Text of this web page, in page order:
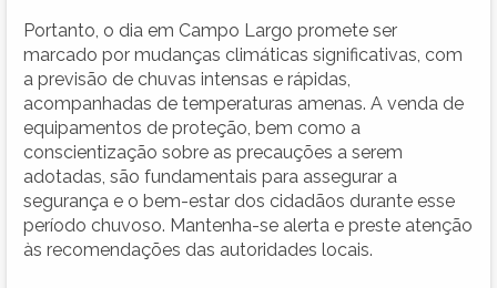
Portanto, o dia em Campo Largo promete ser
marcado por mudanças climáticas significativas, com
a previsão de chuvas intensas e rápidas,
acompanhadas de temperaturas amenas. A venda de
equipamentos de proteção, bem como a
conscientização sobre as precauções a serem
adotadas, são fundamentais para assegurar a
segurança e o bem-estar dos cidadãos durante esse
período chuvoso. Mantenha-se alerta e preste atenção
às recomendações das autoridades locais.